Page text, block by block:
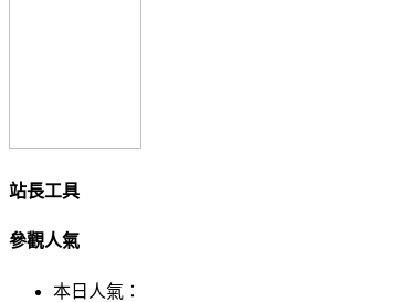
站長工具
參觀人氣
本日人氣：